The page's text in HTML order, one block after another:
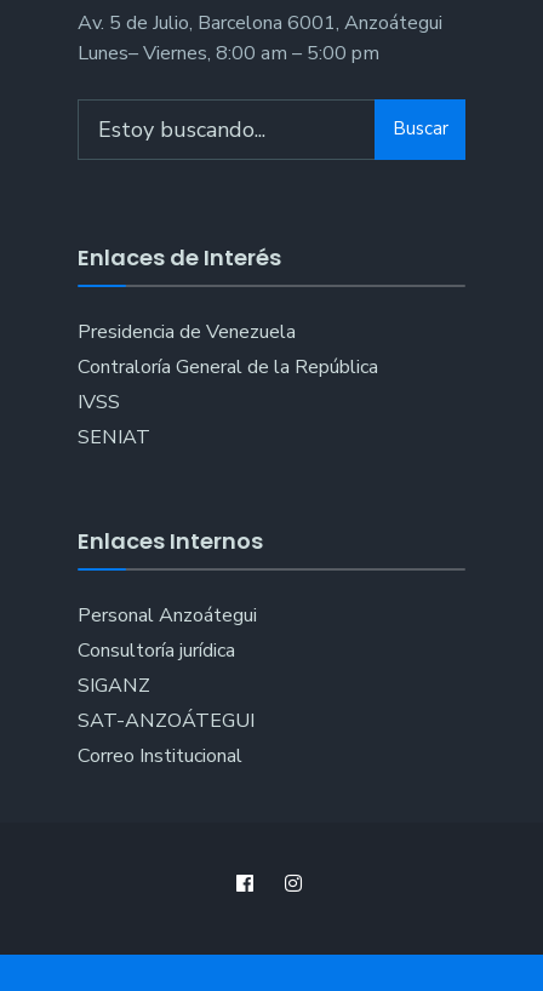
Av. 5 de Julio, Barcelona 6001, Anzoátegui
Lunes– Viernes, 8:00 am – 5:00 pm
for:
Buscar
Enlaces de Interés
Presidencia de Venezuela
Contraloría General de la República
IVSS
SENIAT
Enlaces Internos
Personal Anzoátegui
Consultoría jurídica
SIGANZ
SAT-ANZOÁTEGUI
Correo Institucional